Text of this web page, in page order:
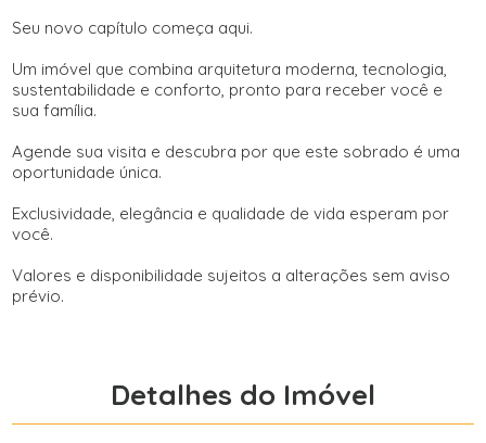
Seu novo capítulo começa aqui.
Um imóvel que combina arquitetura moderna, tecnologia,
sustentabilidade e conforto, pronto para receber você e
sua família.
Agende sua visita e descubra por que este sobrado é uma
oportunidade única.
Exclusividade, elegância e qualidade de vida esperam por
você.
Valores e disponibilidade sujeitos a alterações sem aviso
prévio.
Detalhes do Imóvel